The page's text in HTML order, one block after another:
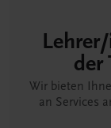
der
Wir bieten
an Services